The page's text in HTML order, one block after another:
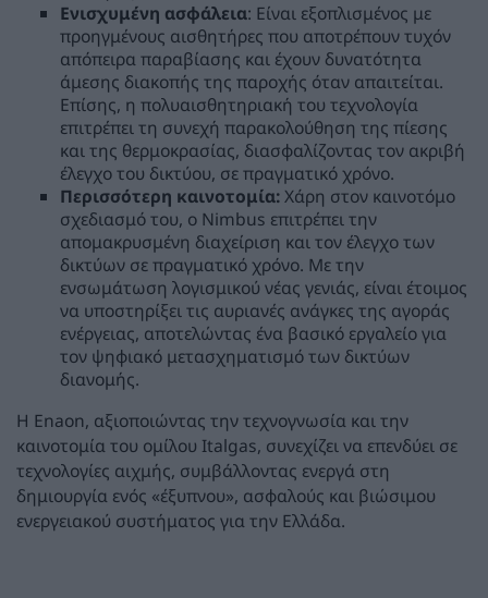
Ενισχυμένη ασφάλεια: Είναι εξοπλισμένος με
προηγμένους αισθητήρες που αποτρέπουν τυχόν
απόπειρα παραβίασης και έχουν δυνατότητα
άμεσης διακοπής της παροχής όταν απαιτείται.
Επίσης, η πολυαισθητηριακή του τεχνολογία
επιτρέπει τη συνεχή παρακολούθηση της πίεσης
και της θερμοκρασίας, διασφαλίζοντας τον ακριβή
έλεγχο του δικτύου, σε πραγματικό χρόνο.
Περισσότερη καινοτομία:Χάρη στον καινοτόμο
σχεδιασμό του, ο Nimbus επιτρέπει την
απομακρυσμένη διαχείριση και τον έλεγχο των
δικτύων σε πραγματικό χρόνο. Με την
ενσωμάτωση λογισμικού νέας γενιάς, είναι έτοιμος
να υποστηρίξει τις αυριανές ανάγκες της αγοράς
ενέργειας, αποτελώντας ένα βασικό εργαλείο για
τον ψηφιακό μετασχηματισμό των δικτύων
διανομής.
Η Enaon, αξιοποιώντας την τεχνογνωσία και την
καινοτομία του oμίλου Italgas, συνεχίζει να επενδύει σε
τεχνολογίες αιχμής, συμβάλλοντας ενεργά στη
δημιουργία ενός «έξυπνου», ασφαλούς και βιώσιμου
ενεργειακού συστήματος για την Ελλάδα.